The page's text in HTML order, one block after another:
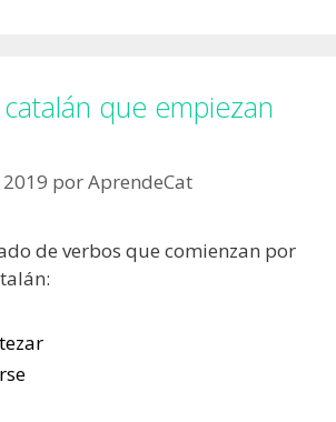
que empiezan
porAprendeCat
de verbos que comienzan por